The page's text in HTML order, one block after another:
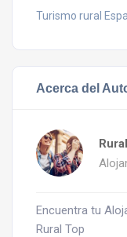
Turismo rural
Acerca del
Encuentra tu
Rural Top